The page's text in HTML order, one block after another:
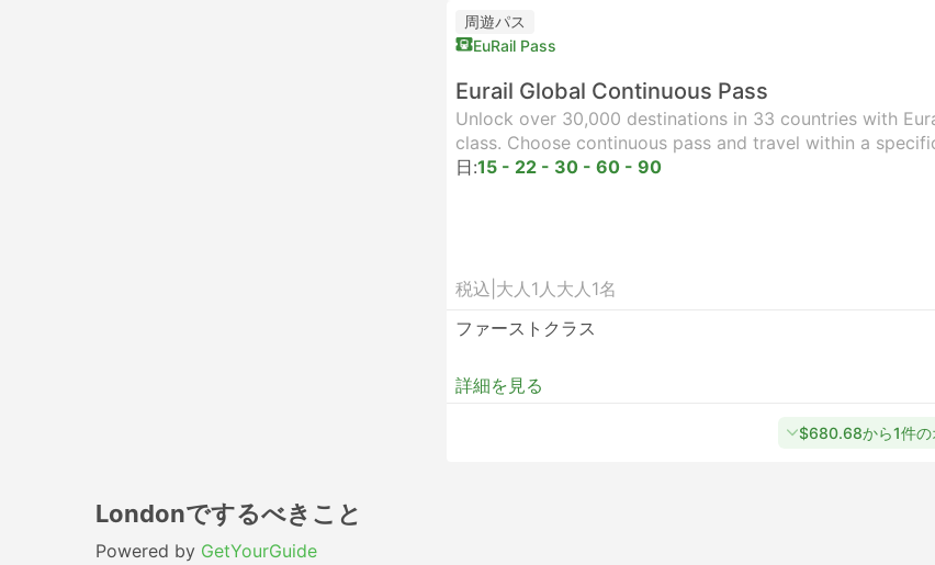
周遊パス
EuRail Pass
Eurail Global Continuous Pass
Unlock over 30,000 destinations in 33 countries with
class. Choose continuous pass and travel within a
日:15 - 22 - 30 - 60 - 90
税込 大人1人 大人1名
ファーストクラス
詳細を見る
$680.68から1件の
Londonでするべきこと
Powered by GetYourGuide